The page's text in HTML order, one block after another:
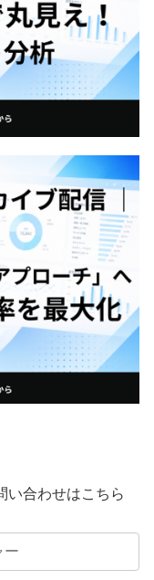
い合わせはこちら